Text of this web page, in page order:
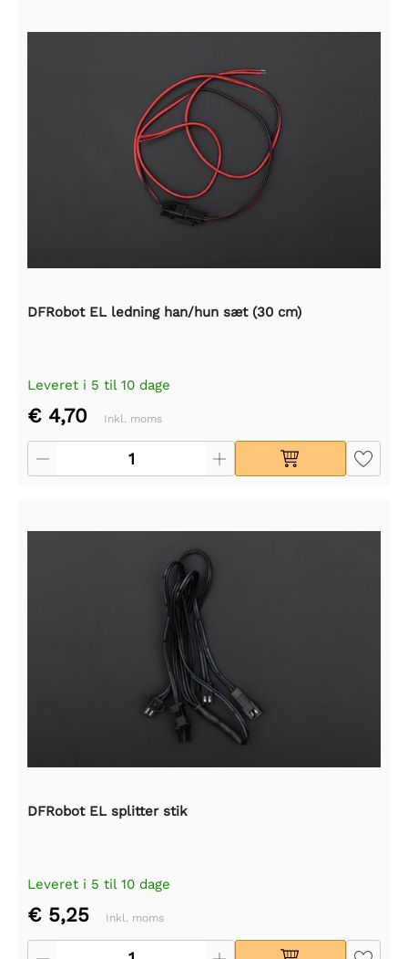
DFRobot EL ledning han/hun sæt (30 cm)
Leveret i 5 til 10 dage
€ 4,70 Inkl. moms
DFRobot EL splitter stik
Leveret i 5 til 10 dage
€ 5,25 Inkl. moms